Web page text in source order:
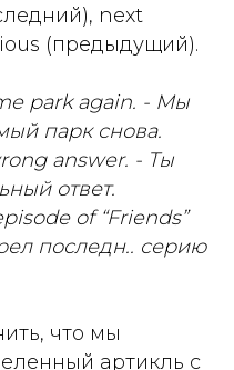
next
(предыдущий).
park again. - Мы
парк снова.
answer. - Ты
ответ.
of “Friends”
последн.. серию
что мы
артикль с